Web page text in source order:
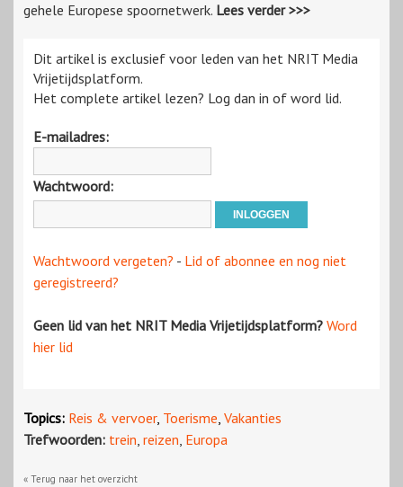
gehele Europese spoornetwerk. Lees verder >>>
Dit artikel is exclusief voor leden van het NRIT Media
Vrijetijdsplatform.
Het complete artikel lezen? Log dan in of word lid.
E-mailadres:
Wachtwoord:
Wachtwoord vergeten? - Lid of abonnee en nog niet
geregistreerd?
Geen lid van het NRIT Media Vrijetijdsplatform? Word
hier lid
Topics: Reis & vervoer, Toerisme, Vakanties
Trefwoorden: trein, reizen, Europa
« Terug naar het overzicht